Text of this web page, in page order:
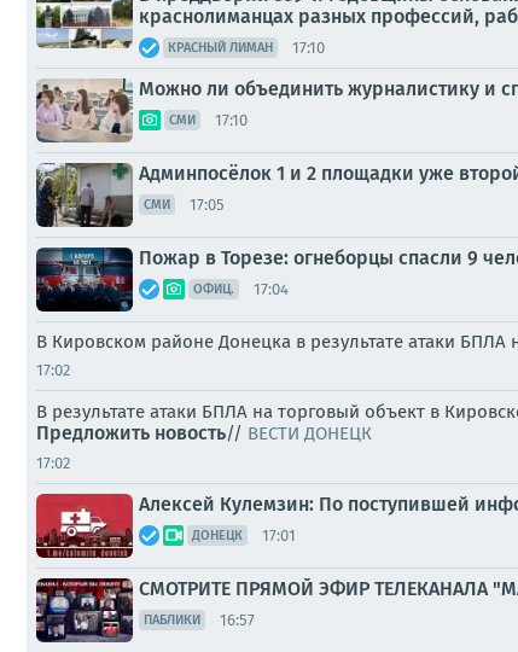
краснолиманцах разных профессий,
КРАСНЫЙ ЛИМАН 17:10
Можно ли объединить журналистику и
СМИ 17:10
Админпосёлок 1 и 2 площадки уже
СМИ 17:05
Пожар в Торезе: огнеборцы спасли 9
ОФИЦ. 17:04
В Кировском районе Донецка в результате атаки
17:02
В результате атаки БПЛА на торговый объект в
Предложить новость// ВЕСТИ ДОНЕЦК
17:02
Алексей Кулемзин: По поступившей
ДОНЕЦК 17:01
СМОТРИТЕ ПРЯМОЙ ЭФИР ТЕЛЕКАНАЛА
ПАБЛИКИ 16:57